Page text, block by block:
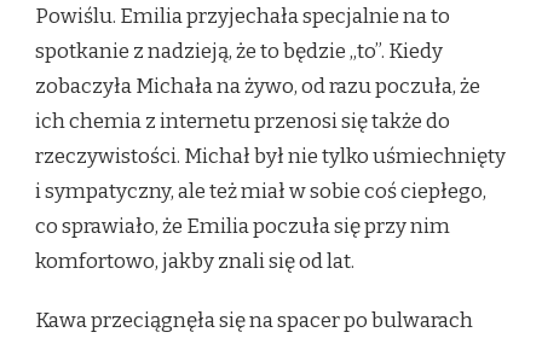
Powiślu. Emilia przyjechała specjalnie na to
spotkanie z nadzieją, że to będzie „to”. Kiedy
zobaczyła Michała na żywo, od razu poczuła, że
ich chemia z internetu przenosi się także do
rzeczywistości. Michał był nie tylko uśmiechnięty
i sympatyczny, ale też miał w sobie coś ciepłego,
co sprawiało, że Emilia poczuła się przy nim
komfortowo, jakby znali się od lat.
Kawa przeciągnęła się na spacer po bulwarach